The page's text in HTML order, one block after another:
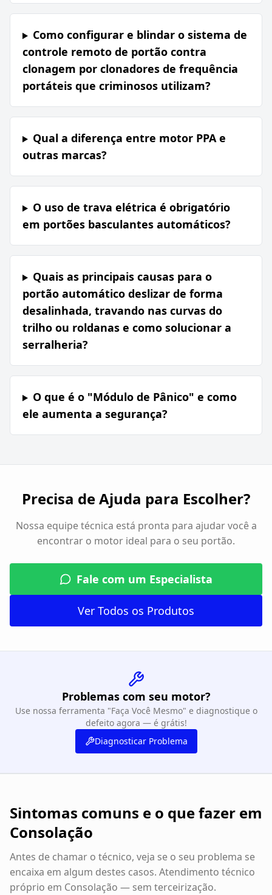
Como configurar e blindar o sistema de
controle remoto de portão contra
clonagem por clonadores de frequência
portáteis que criminosos utilizam?
Qual a diferença entre motor PPA e
outras marcas?
O uso de trava elétrica é obrigatório
em portões basculantes automáticos?
Quais as principais causas para o
portão automático deslizar de forma
desalinhada, travando nas curvas do
trilho ou roldanas e como solucionar a
serralheria?
O que é o "Módulo de Pânico" e como
ele aumenta a segurança?
Precisa de Ajuda para Escolher?
Nossa equipe técnica está pronta para ajudar você a
encontrar o motor ideal para o seu portão.
Fale com um Especialista
Ver Todos os Produtos
Problemas com seu motor?
Use nossa ferramenta "Faça Você Mesmo" e diagnostique o
defeito agora — é grátis!
Diagnosticar Problema
Sintomas comuns e o que fazer em
Consolação
Antes de chamar o técnico, veja se o seu problema se
encaixa em algum destes casos. Atendimento técnico
próprio em Consolação — sem terceirização.